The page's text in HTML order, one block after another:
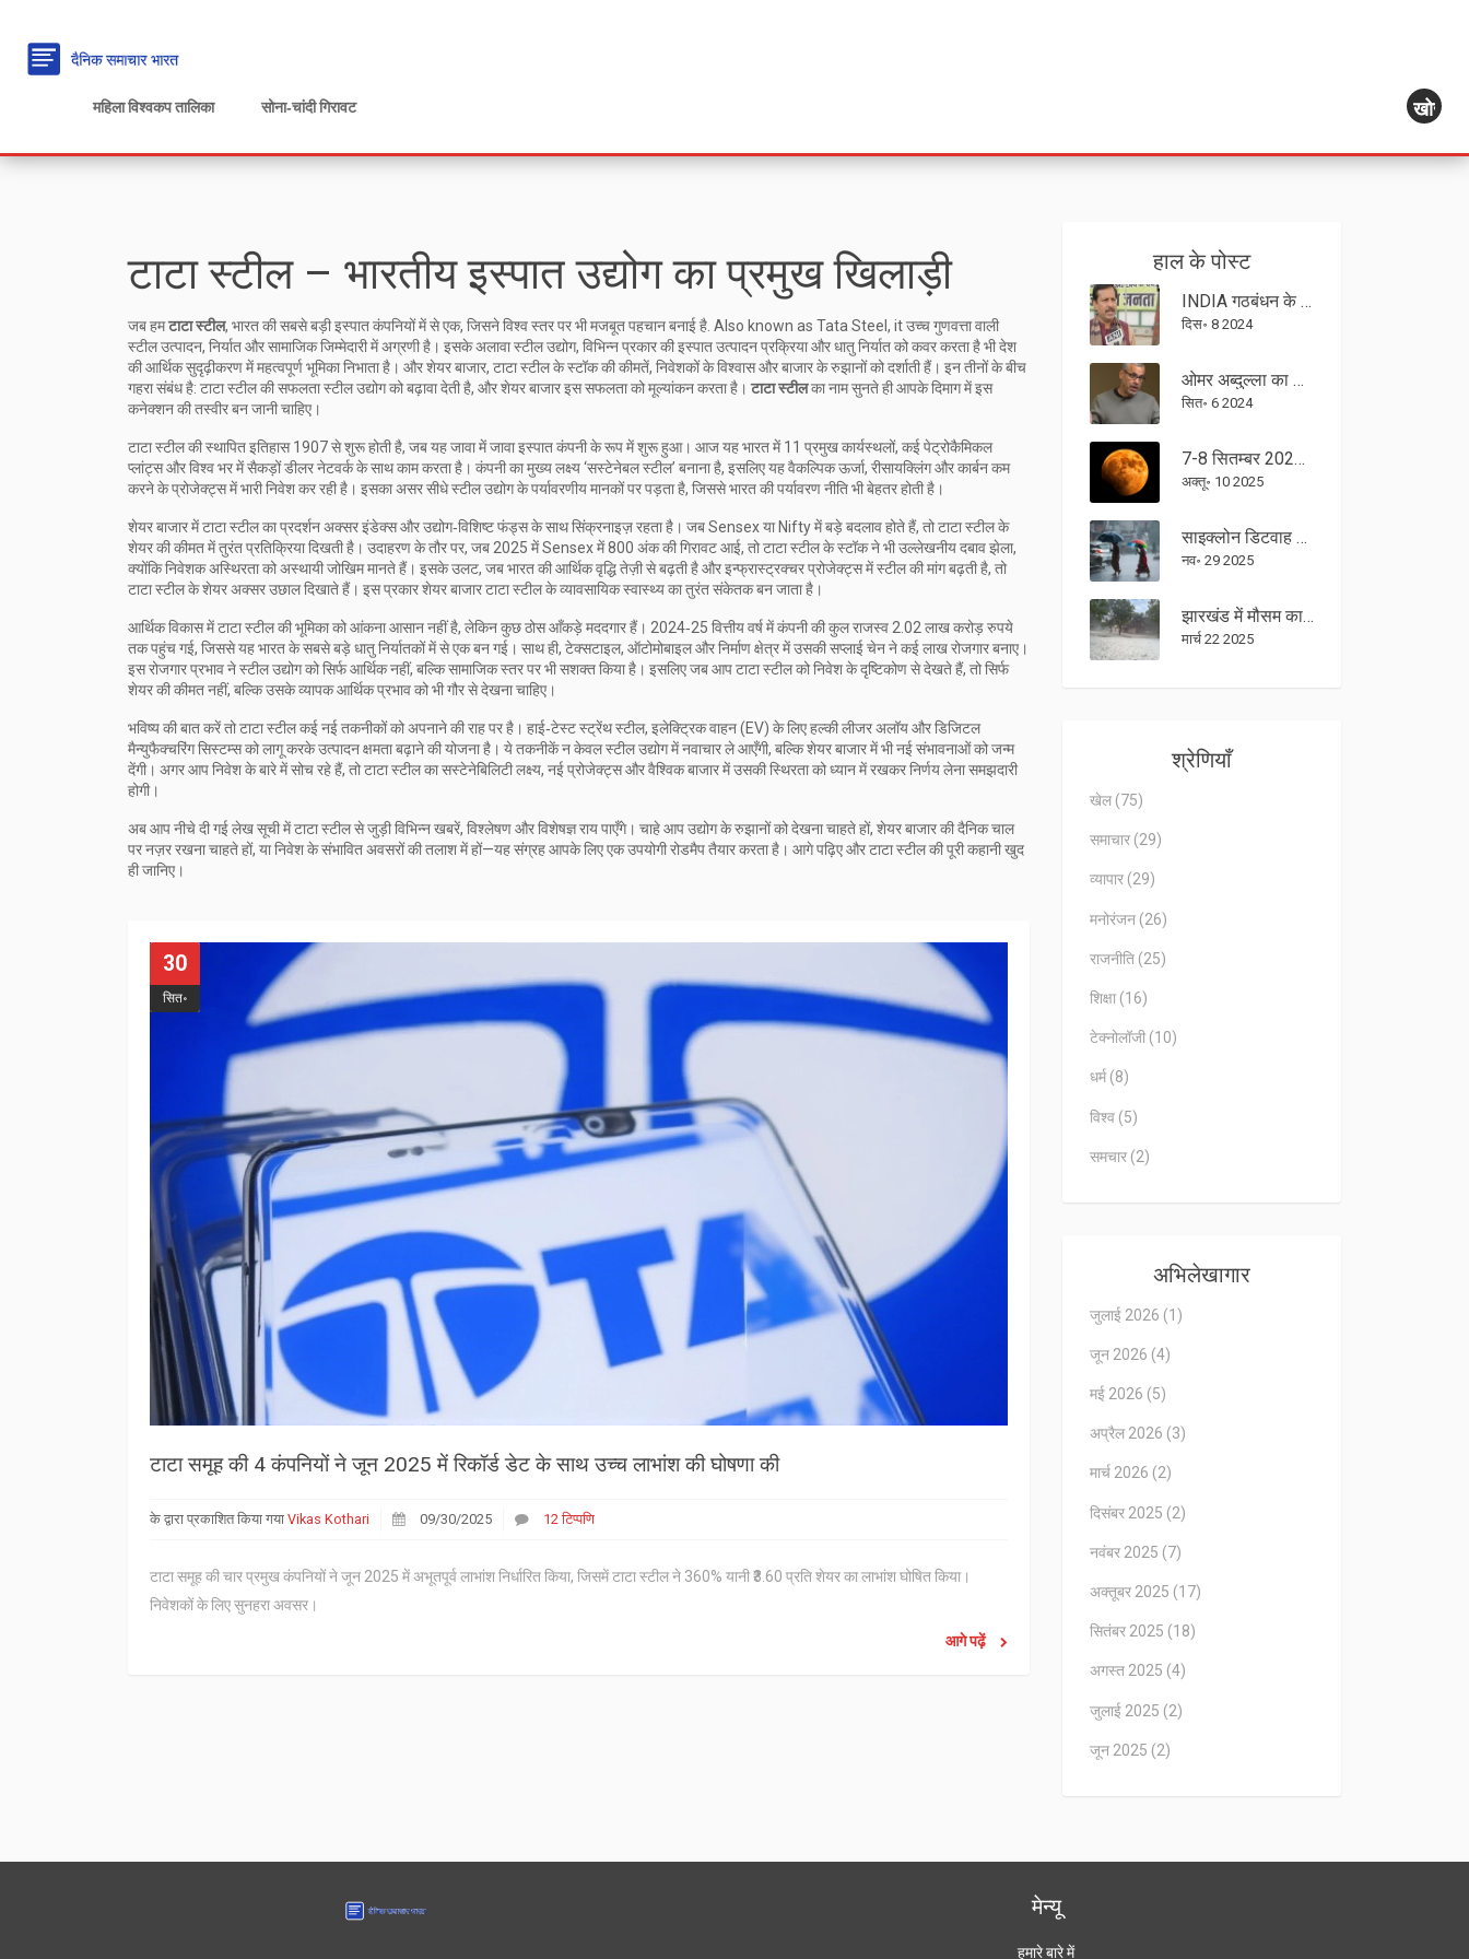
महिला विश्वकप तालिका सोना‑चांदी गिरावट खोज
टाटा स्टील – भारतीय इस्पात उद्योग का प्रमुख खिलाड़ी
जब हमटाटा स्टील, भारत की सबसे बड़ी इस्पात कंपनियों में से एक, जिसने विश्व स्तर पर भी मजबूत पहचान बनाई है . Also known as Tata Steel , itउच्च गुणवत्ता वाली
स्टील उत्पादन, निर्यात और सामाजिक जिम्मेदारी में अग्रणी है । इसके अलावास्टील उद्योग, विभिन्न प्रकार की इस्पात उत्पादन प्रक्रिया और धातु निर्यात को कवर करता हैभी देश
की आर्थिक सुदृढ़ीकरण में महत्वपूर्ण भूमिका निभाता है। औरशेयर बाजार, टाटा स्टील के स्टॉक की कीमतें, निवेशकों के विश्वास और बाजार के रुझानों को दर्शाती हैं। इन तीनों के बीच
गहरा संबंध है: टाटा स्टील की सफलता स्टील उद्योग को बढ़ावा देती है, और शेयर बाजार इस सफलता को मूल्यांकन करता है। टाटा स्टीलका नाम सुनते ही आपके दिमाग में इस
कनेक्शन की तस्वीर बन जानी चाहिए।
टाटा स्टील की स्थापित इतिहास 1907 से शुरू होती है, जब यह जावा में जावा इस्पात कंपनी के रूप में शुरू हुआ। आज यह भारत में 11 प्रमुख कार्यस्थलों, कई पेट्रोकैमिकल
प्लांट्स और विश्व भर में सैकड़ों डीलर नेटवर्क के साथ काम करता है। कंपनी का मुख्य लक्ष्य ‘सस्टेनेबल स्टील’ बनाना है, इसलिए यह वैकल्पिक ऊर्जा, रीसायक्लिंग और कार्बन कम
करने के प्रोजेक्ट्स में भारी निवेश कर रही है। इसका असर सीधे स्टील उद्योग के पर्यावरणीय मानकों पर पड़ता है, जिससे भारत की पर्यावरण नीति भी बेहतर होती है।
शेयर बाजार में टाटा स्टील का प्रदर्शन अक्सर इंडेक्स और उद्योग‑विशिष्ट फंड्स के साथ सिंक्रनाइज़ रहता है। जब Sensex या Nifty में बड़े बदलाव होते हैं, तो टाटा स्टील के
शेयर की कीमत में तुरंत प्रतिक्रिया दिखती है। उदाहरण के तौर पर, जब 2025 में Sensex में 800 अंक की गिरावट आई, तो टाटा स्टील के स्टॉक ने भी उल्लेखनीय दबाव झेला,
क्योंकि निवेशक अस्थिरता को अस्थायी जोखिम मानते हैं। इसके उलट, जब भारत की आर्थिक वृद्धि तेज़ी से बढ़ती है और इन्फ्रास्ट्रक्चर प्रोजेक्ट्स में स्टील की मांग बढ़ती है, तो
टाटा स्टील के शेयर अक्सर उछाल दिखाते हैं। इस प्रकार शेयर बाजार टाटा स्टील के व्यावसायिक स्वास्थ्य का तुरंत संकेतक बन जाता है।
आर्थिक विकास में टाटा स्टील की भूमिका को आंकना आसान नहीं है, लेकिन कुछ ठोस आँकड़े मददगार हैं। 2024‑25 वित्तीय वर्ष में कंपनी की कुल राजस्व 2.02 लाख करोड़ रुपये
तक पहुंच गई, जिससे यह भारत के सबसे बड़े धातु निर्यातकों में से एक बन गई। साथ ही, टेक्सटाइल, ऑटोमोबाइल और निर्माण क्षेत्र में उसकी सप्लाई चेन ने कई लाख रोजगार बनाए।
इस रोजगार प्रभाव ने स्टील उद्योग को सिर्फ आर्थिक नहीं, बल्कि सामाजिक स्तर पर भी सशक्त किया है। इसलिए जब आप टाटा स्टील को निवेश के दृष्टिकोण से देखते हैं, तो सिर्फ
शेयर की कीमत नहीं, बल्कि उसके व्यापक आर्थिक प्रभाव को भी गौर से देखना चाहिए।
भविष्य की बात करें तो टाटा स्टील कई नई तकनीकों को अपनाने की राह पर है। हाई‑टेस्ट स्ट्रेंथ स्टील, इलेक्ट्रिक वाहन (EV) के लिए हल्की लीजर अलॉय और डिजिटल
मैन्युफैक्चरिंग सिस्टम्स को लागू करके उत्पादन क्षमता बढ़ाने की योजना है। ये तकनीकें न केवल स्टील उद्योग में नवाचार ले आएँगी, बल्कि शेयर बाजार में भी नई संभावनाओं को जन्म
देंगी। अगर आप निवेश के बारे में सोच रहे हैं, तो टाटा स्टील का सस्टेनेबिलिटी लक्ष्य, नई प्रोजेक्ट्स और वैश्विक बाजार में उसकी स्थिरता को ध्यान में रखकर निर्णय लेना समझदारी
होगी।
अब आप नीचे दी गई लेख सूची में टाटा स्टील से जुड़ी विभिन्न खबरें, विश्लेषण और विशेषज्ञ राय पाएँगे। चाहे आप उद्योग के रुझानों को देखना चाहते हों, शेयर बाजार की दैनिक चाल
पर नज़र रखना चाहते हों, या निवेश के संभावित अवसरों की तलाश में हों—यह संग्रह आपके लिए एक उपयोगी रोडमैप तैयार करता है। आगे पढ़िए और टाटा स्टील की पूरी कहानी खुद
ही जानिए।
30
सित॰
टाटा समूह की 4 कंपनियों ने जून 2025 में रिकॉर्ड डेट के साथ उच्च लाभांश की घोषणा की
के द्वारा प्रकाशित किया गया Vikas Kothari 09/30/2025 12 टिप्पणि
टाटा समूह की चार प्रमुख कंपनियों ने जून 2025 में अभूतपूर्व लाभांश निर्धारित किया, जिसमें टाटा स्टील ने 360% यानी ₹3.60 प्रति शेयर का लाभांश घोषित किया।
निवेशकों के लिए सुनहरा अवसर।
आगे पढ़ें
हाल के पोस्ट
INDIA गठबंधन के नेतृत्व को लेकर RJD नेता मृत्युंजय तिवारी का बड़ा बयान
दिस॰ 8 2024
ओमर अब्दुल्ला का आरोप: बीजेपी सरकार ने स्वतंत्र उम्मीदवारों का समर्थन किया, उन्हें चुप कराने की साज़िश
सित॰ 6 2024
7-8 सितम्बर 2025 का ब्लड मून: दिल्ली में रात 11:41 बजे पूर्ण चंद्र ग्रहण
अक्तू॰ 10 2025
साइक्लोन डिटवाह के कारण तमिलनाडु में स्कूल बंद, तीव्र बारिश और बाढ़ की चेतावनी
नव॰ 29 2025
झारखंड में मौसम का कहर: तेज आंधी-पानी और ओलावृष्टि के आगाह के साथ ऑरेंज अलर्ट जारी
मार्च 22 2025
श्रेणियाँ
खेल (75)
समाचार (29)
व्यापार (29)
मनोरंजन (26)
राजनीति (25)
शिक्षा (16)
टेक्नोलॉजी (10)
धर्म (8)
विश्व (5)
समचार (2)
अभिलेखागार
जुलाई 2026 (1)
जून 2026 (4)
मई 2026 (5)
अप्रैल 2026 (3)
मार्च 2026 (2)
दिसंबर 2025 (2)
नवंबर 2025 (7)
अक्तूबर 2025 (17)
सितंबर 2025 (18)
अगस्त 2025 (4)
जुलाई 2025 (2)
जून 2025 (2)
मेन्यू
हमारे बारे में